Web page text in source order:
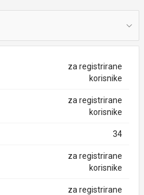
za registrirane
korisnike
za registrirane
korisnike
34
za registrirane
korisnike
za registrirane